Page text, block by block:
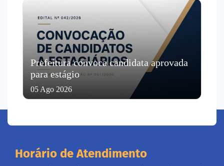
Prefeitura convoca candidata aprovada
para estágio
05 Ago 2026
Horário de Atendimento